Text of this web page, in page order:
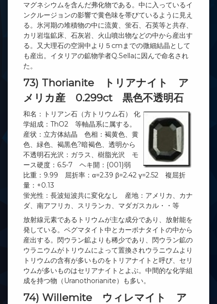
マグネシウムを含んだ弗化物である。中に入っているイ
ンクルージョンの影響で黄色味を帯びているように見え
る。氷河期の堆積物の中に流黄、蛍石、石英等と共存、
カリ岩塩鉱床、石灰岩、火山噴出物などの中から産出す
る。又大理石の空洞中より５cmまでの微細結晶として
も産出。イタリアの鉱物学者Q.Sellaに因んで命名され
た。
73) Thorianite トリアナイト ア
メリカ産 0.299ct 黒色不透明石
和名：トリアン石（方トリウム石） 化
学組成：ThO2 等軸晶系に属する。
産状：立方体結晶 色相：褐黄色、黄
色、緑色、褐黒色?暗褐色、透明から
不透明石光沢：ガラス、樹脂光沢 モ
ース硬度：6.5-7 ヘキ開：{001}弱
比重：9.99 屈折率：α=2.39 β=2.42 γ=2.52 複屈折
量：+0.13
蛍光性：長波短波共に変化なし 産地：アメリカ、カナ
ダ、南アフリカ、スリランカ、マダガスカル・・等
放射線元素であるトリウムが主な成分であり、放射能を
発している。ペグマタイト中とカーボナタイトの中から
産出する。閃ウラン鉱よりも稀少であり、閃ウラン鉱の
ウラニウムがトリウムによって置換されウラニウムより
トリウムの含有が多いものをトリアナイトと呼び、セリ
ウムが多いものはセリアナイトとよぶ。中間的な化学組
成を持つ物（Uranothorianite）も多い。
74) Willemite ウィレマイト ア